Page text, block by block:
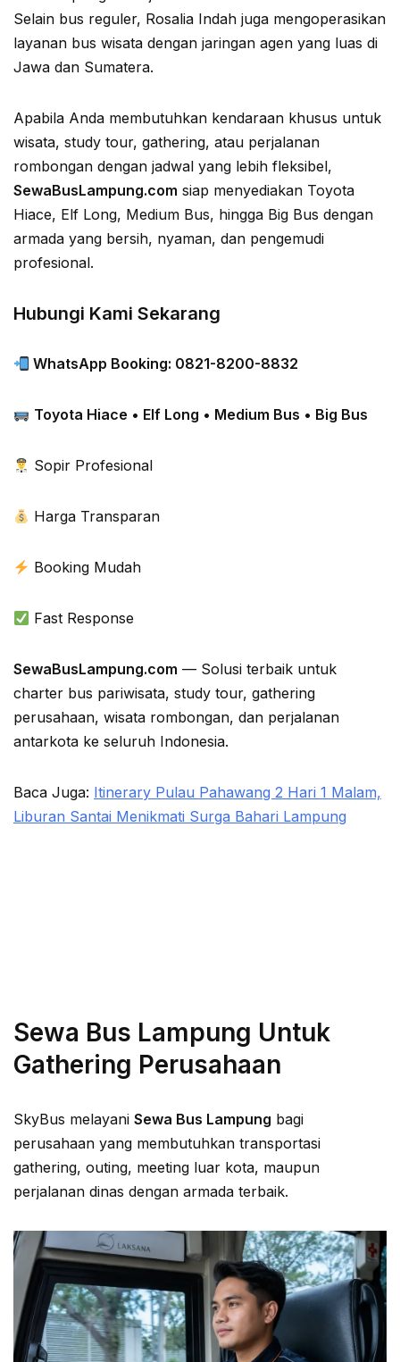
Selain bus reguler, Rosalia Indah juga mengoperasikan
layanan bus wisata dengan jaringan agen yang luas di
Jawa dan Sumatera.
Apabila Anda membutuhkan kendaraan khusus untuk
wisata, study tour, gathering, atau perjalanan
rombongan dengan jadwal yang lebih fleksibel,
SewaBusLampung.com siap menyediakan Toyota
Hiace, Elf Long, Medium Bus, hingga Big Bus dengan
armada yang bersih, nyaman, dan pengemudi
profesional.
Hubungi Kami Sekarang
WhatsApp Booking: 0821-8200-8832
Toyota Hiace • Elf Long • Medium Bus • Big Bus
Sopir Profesional
Harga Transparan
Booking Mudah
Fast Response
SewaBusLampung.com — Solusi terbaik untuk
charter bus pariwisata, study tour, gathering
perusahaan, wisata rombongan, dan perjalanan
antarkota ke seluruh Indonesia.
Baca Juga: Itinerary Pulau Pahawang 2 Hari 1 Malam,
Liburan Santai Menikmati Surga Bahari Lampung
Sewa Bus Lampung Untuk
Gathering Perusahaan
SkyBus melayani Sewa Bus Lampung bagi
perusahaan yang membutuhkan transportasi
gathering, outing, meeting luar kota, maupun
perjalanan dinas dengan armada terbaik.